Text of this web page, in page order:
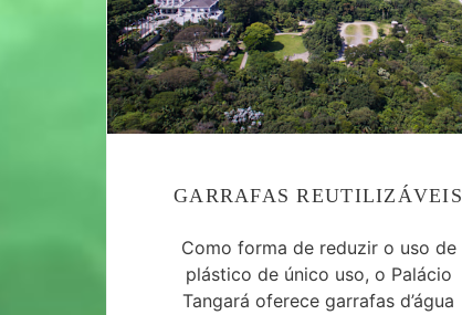
GARRAFAS REUTILIZÁVEIS
Como forma de reduzir o uso de
plástico de único uso, o Palácio
Tangará oferece garrafas d’água